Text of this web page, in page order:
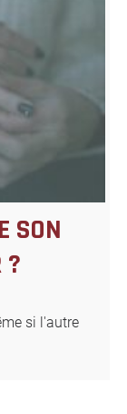
SON
?
si l'autre